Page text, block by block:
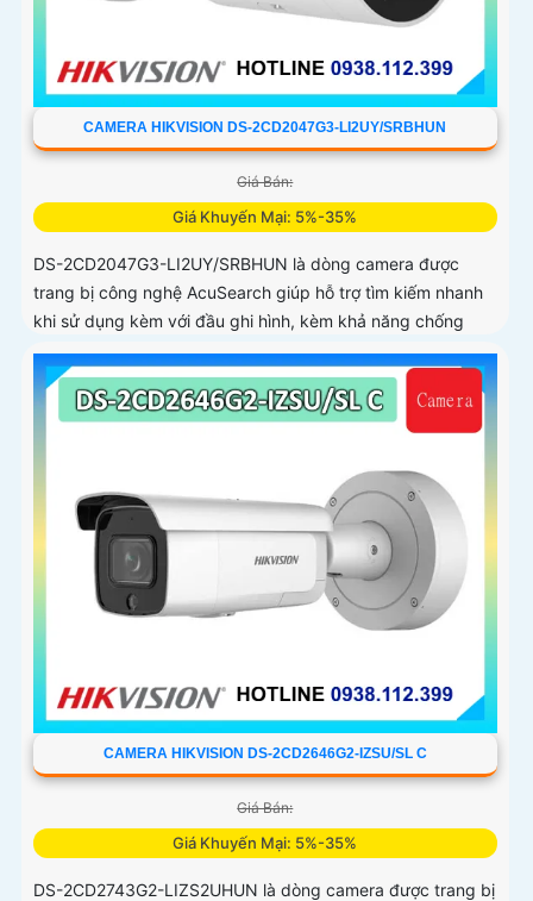
CAMERA HIKVISION DS-2CD2047G3-LI2UY/SRBHUN
Giá Bán:
Giá Khuyến Mại: 5%-35%
DS-2CD2047G3-LI2UY/SRBHUN là dòng camera được
trang bị công nghệ AcuSearch giúp hỗ trợ tìm kiếm nhanh
khi sử dụng kèm với đầu ghi hình, kèm khả năng chống
ngược sáng WDR 130dB, trang bị micro kép và loa hỗ trợ
đàm thoại 2 chiều, ống kính 4
CAMERA HIKVISION DS-2CD2646G2-IZSU/SL C
Giá Bán:
Giá Khuyến Mại: 5%-35%
DS-2CD2743G2-LIZS2UHUN là dòng camera được trang bị